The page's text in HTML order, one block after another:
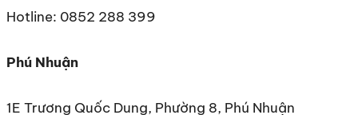
Hotline: 0852 288 399
Phú Nhuận
1E Trương Quốc Dung, Phường 8, Phú Nhuận